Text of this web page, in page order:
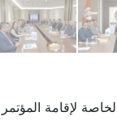
لإقامة